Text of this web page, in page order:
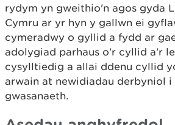
rydym yn gweithio'n agos gyda
Cymru ar yr hyn y gallwn ei
cymeradwy o gyllid a fydd ar
adolygiad parhaus o’r cyllid a’r
cysylltiedig a allai ddenu cyllid
arwain at newidiadau derbyniol i
gwasanaeth.